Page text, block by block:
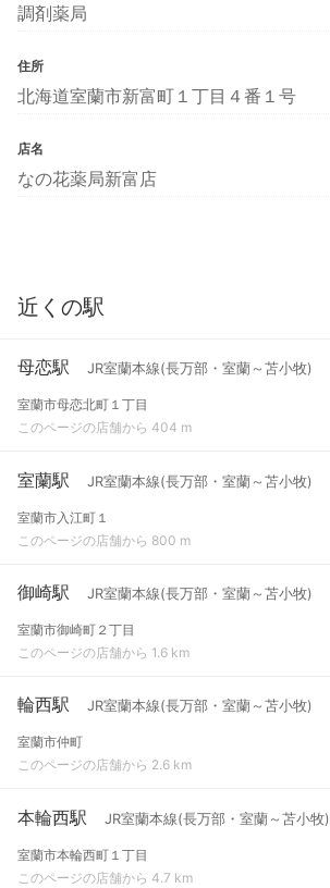
調剤薬局
住所
北海道室蘭市新富町１丁目４番１号
店名
なの花薬局新富店
近くの駅
母恋駅 JR室蘭本線(長万部・室蘭～苫小牧)
室蘭市母恋北町１丁目
このページの店舗から 404 m
室蘭駅 JR室蘭本線(長万部・室蘭～苫小牧)
室蘭市入江町１
このページの店舗から 800 m
御崎駅 JR室蘭本線(長万部・室蘭～苫小牧)
室蘭市御崎町２丁目
このページの店舗から 1.6 km
輪西駅 JR室蘭本線(長万部・室蘭～苫小牧)
室蘭市仲町
このページの店舗から 2.6 km
本輪西駅 JR室蘭本線(長万部・室蘭～苫小牧)
室蘭市本輪西町１丁目
このページの店舗から 4.7 km